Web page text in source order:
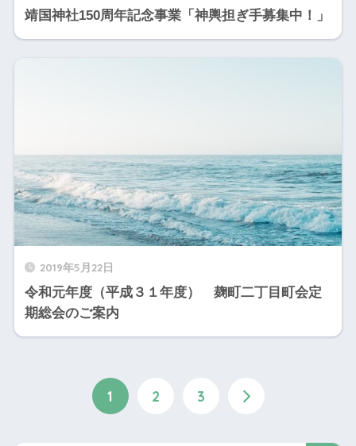
靖国神社150周年記念事業「神輿担ぎ手募集中！」
2019年5月22日
令和元年度（平成３１年度） 麹町二丁目町会定
期総会のご案内
1 2 3